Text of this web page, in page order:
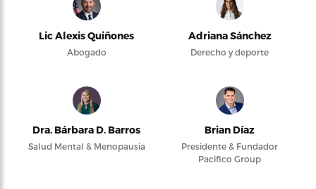
Lic Alexis Quiñones
Abogado
Adriana Sánchez
Derecho y deporte
Dra. Bárbara D. Barros
Salud Mental & Menopausia
Brian Díaz
Presidente & Fundador
Pacifico Group